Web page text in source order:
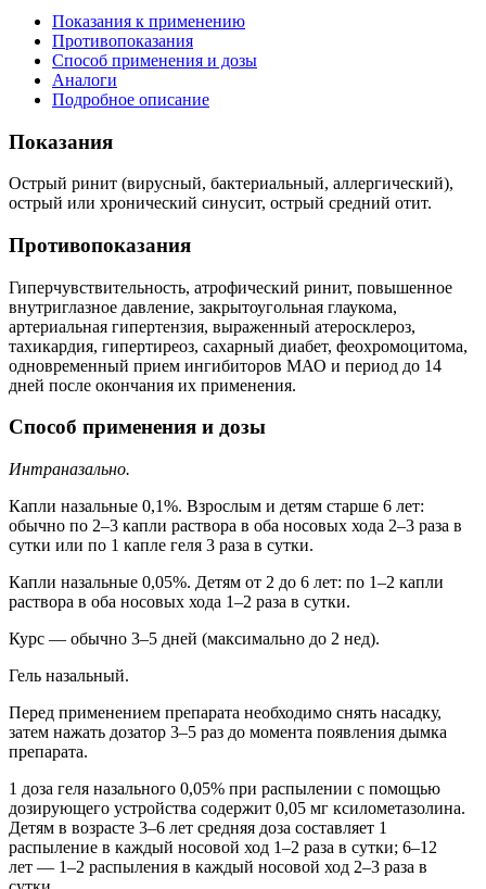
Показания к применению
Противопоказания
Способ применения и дозы
Аналоги
Подробное описание
Показания
Острый ринит (вирусный, бактериальный, аллергический),
острый или хронический синусит, острый средний отит.
Противопоказания
Гиперчувствительность, атрофический ринит, повышенное
внутриглазное давление, закрытоугольная глаукома,
артериальная гипертензия, выраженный атеросклероз,
тахикардия, гипертиреоз, сахарный диабет, феохромоцитома,
одновременный прием ингибиторов МАО и период до 14
дней после окончания их применения.
Способ применения и дозы
Интраназально.
Капли назальные 0,1%. Взрослым и детям старше 6 лет:
обычно по 2–3 капли раствора в оба носовых хода 2–3 раза в
сутки или по 1 капле геля 3 раза в сутки.
Капли назальные 0,05%. Детям от 2 до 6 лет: по 1–2 капли
раствора в оба носовых хода 1–2 раза в сутки.
Курс — обычно 3–5 дней (максимально до 2 нед).
Гель назальный.
Перед применением препарата необходимо снять насадку,
затем нажать дозатор 3–5 раз до момента появления дымка
препарата.
1 доза геля назального 0,05% при распылении с помощью
дозирующего устройства содержит 0,05 мг ксилометазолина.
Детям в возрасте 3–6 лет средняя доза составляет 1
распыление в каждый носовой ход 1–2 раза в сутки; 6–12
лет — 1–2 распыления в каждый носовой ход 2–3 раза в